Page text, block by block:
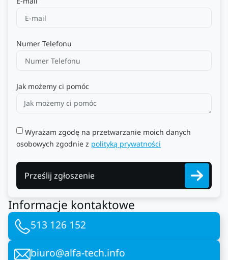
Numer Telefonu
Jak możemy ci pomóc
Wyrażam zgodę na przetwarzanie moich danych
osobowych zgodnie z polityką prywatności
Prześlij zgłoszenie
Informacje kontaktowe
513 126 152
biuro@alfa-tech.info